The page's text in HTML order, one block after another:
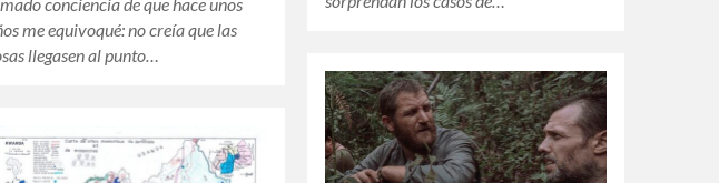
me equivoqué: no creía que las
llegasen al punto…